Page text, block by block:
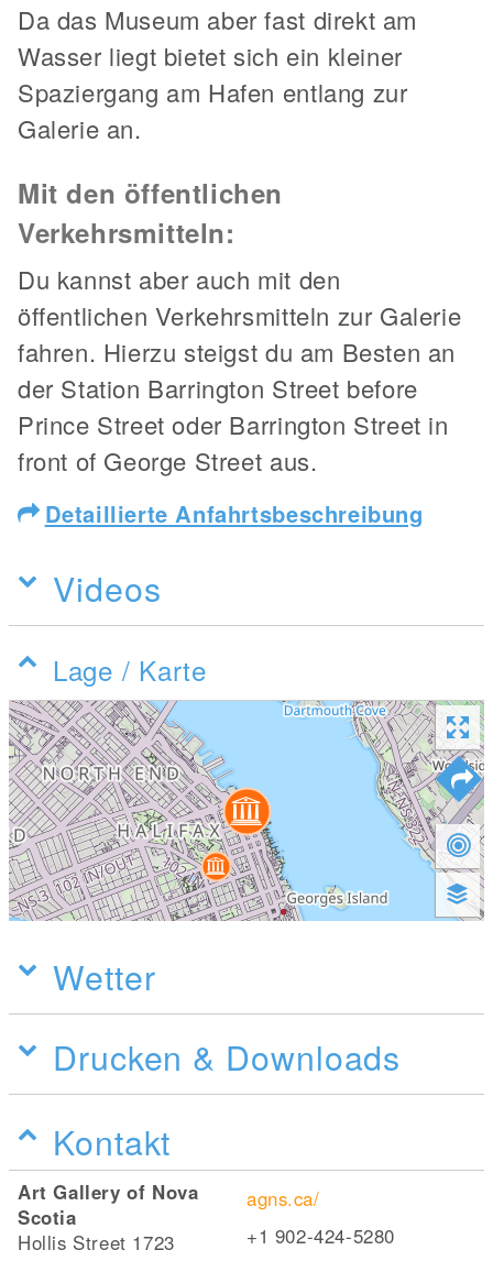
Da das Museum aber fast direkt am
Wasser liegt bietet sich ein kleiner
Spaziergang am Hafen entlang zur
Galerie an.
Mit den öffentlichen
Verkehrsmitteln:
Du kannst aber auch mit den
öffentlichen Verkehrsmitteln zur Galerie
fahren. Hierzu steigst du am Besten an
der Station Barrington Street before
Prince Street oder Barrington Street in
front of George Street aus.
Detaillierte Anfahrtsbeschreibung
Videos
Lage / Karte
Wetter
Drucken & Downloads
Kontakt
Art Gallery of Nova
Scotia
Hollis Street 1723
agns.ca/
+1 902-424-5280